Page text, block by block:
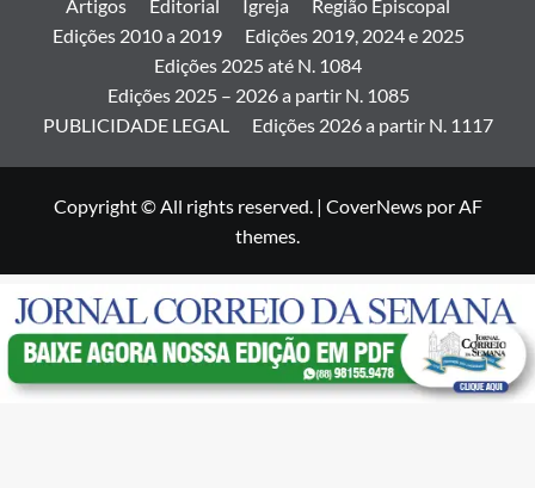
Artigos Editorial Igreja
Região Episcopal
Edições 2010 a 2019
Edições 2019, 2024 e 2025
Edições 2025 até N. 1084
Edições 2025 – 2026 a partir N. 1085
PUBLICIDADE LEGAL
Edições 2026 a partir N. 1117
Copyright © All rights reserved. | CoverNewspor AF
themes.